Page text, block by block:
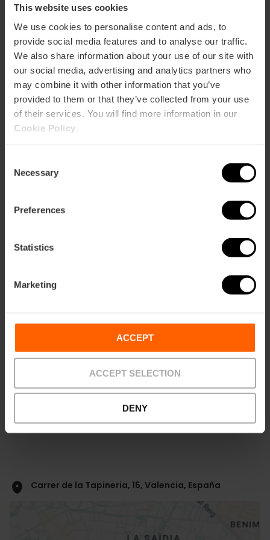
This website uses cookies
We use cookies to personalise content and ads, to
provide social media features and to analyse our traffic.
We also share information about your use of our site with
our social media, advertising and analytics partners who
may combine it with other information that you’ve
provided to them or that they’ve collected from your use
of their services. You will find more information in our
Cookie Policy
Selection
Necessary
Preferences
Statistics
Marketing
ACCEPT
ACCEPT SELECTION
DENY
Informations pratiques
Date
25/07/2024 - 11/08/2024
Horaire
Jeudi et vendredi de 11h00 à 14h30 et de 18h30 à
Comment s'y rendre
Bus
Carrer de la Tapineria, 15, Valencia, España